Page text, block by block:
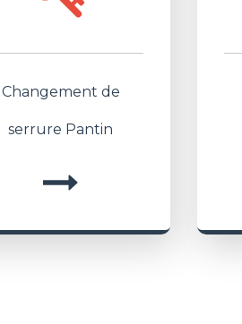
Changement de
serrure Pantin